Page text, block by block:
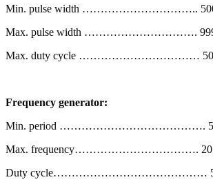
Min. pulse width …………………………..
Max. pulse width …………………………. 999
Max. duty cycle ……………………………
Frequency generator:
Min. period ………………………………….
Max. frequency……………………………. 20
Duty cycle……………………………………